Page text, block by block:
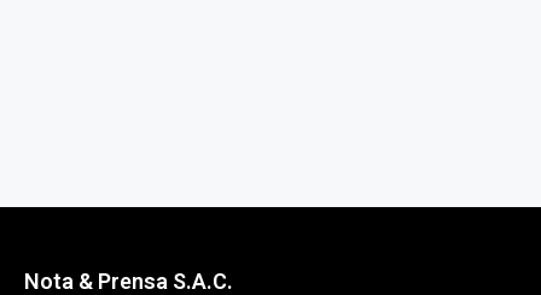
Nota & Prensa S.A.C.